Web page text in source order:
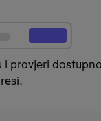
i provjeri